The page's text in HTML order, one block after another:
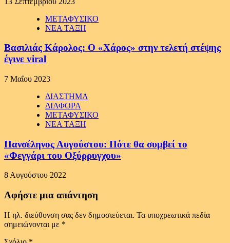
ΜΕΤΑΦΥΣΙΚΟ
ΝΕΑ ΤΑΞΗ
Βασιλιάς Κάρολος: Ο «Χάρος» στην τελετή στέψης
έγινε viral
7 Μαΐου 2023
ΔΙΑΣΤΗΜΑ
ΔΙΑΦΟΡΑ
ΜΕΤΑΦΥΣΙΚΟ
ΝΕΑ ΤΑΞΗ
Πανσέληνος Αυγούστου: Πότε θα συμβεί το
«Φεγγάρι του Οξύρρυγχου»
8 Αυγούστου 2022
Αφήστε μια απάντηση
Η ηλ. διεύθυνση σας δεν δημοσιεύεται. Τα υποχρεωτικά πεδία
σημειώνονται με *